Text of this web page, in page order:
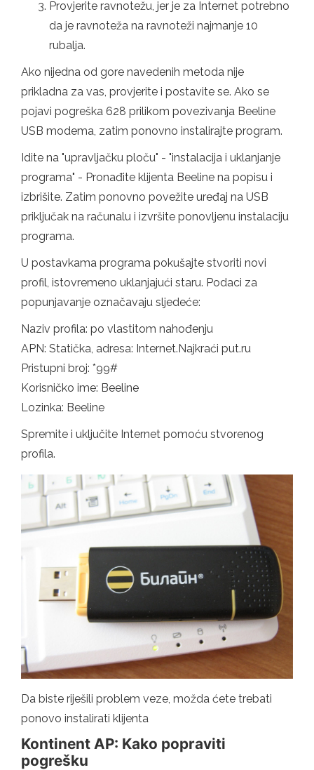
Provjerite ravnotežu, jer je za Internet potrebno
da je ravnoteža na ravnoteži najmanje 10
rubalja.
Ako nijedna od gore navedenih metoda nije
prikladna za vas, provjerite i postavite se. Ako se
pojavi pogreška 628 prilikom povezivanja Beeline
USB modema, zatim ponovno instalirajte program.
Idite na "upravljačku ploču" - "instalacija i uklanjanje
programa" - Pronađite klijenta Beeline na popisu i
izbrišite. Zatim ponovno povežite uređaj na USB
priključak na računalu i izvršite ponovljenu instalaciju
programa.
U postavkama programa pokušajte stvoriti novi
profil, istovremeno uklanjajući staru. Podaci za
popunjavanje označavaju sljedeće:
Naziv profila: po vlastitom nahođenju
APN: Statička, adresa: Internet.Najkraći put.ru
Pristupni broj: *99#
Korisničko ime: Beeline
Lozinka: Beeline
Spremite i uključite Internet pomoću stvorenog
profila.
Da biste riješili problem veze, možda ćete trebati
ponovo instalirati klijenta
Kontinent AP: Kako popraviti
pogrešku